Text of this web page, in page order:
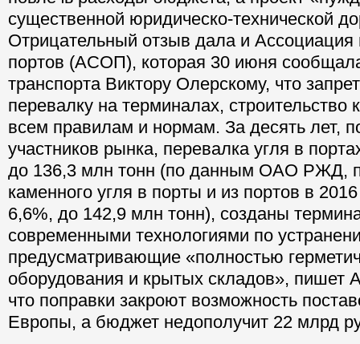
существенной юридическо-технической
Отрицательный отзыв дала и Ассоциация
портов (АСОП), которая 30 июня
транспорта Виктору Олерскому, что
перевалку на терминалах, строительство
всем правилам и нормам. За десять лет,
участников рынка, перевалка угля в
до 136,3 млн тонн (по данным ОАО РЖД,
каменного угля в порты и из портов в
6,6%, до 142,9 млн тонн), созданы
современными технологиями по
предусматривающие «полностью
оборудования и крытых складов»,
что поправки закроют возможность
Европы, а бюджет недополучит 22 млрд